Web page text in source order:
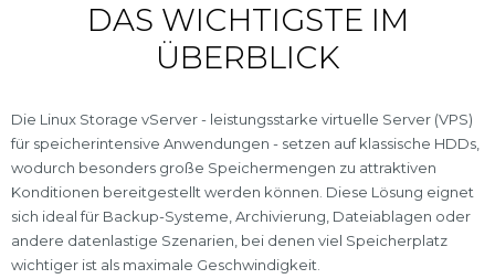
DAS WICHTIGSTE IM
ÜBERBLICK
Die Linux Storage vServer - leistungsstarke virtuelle Server (VPS)
für speicherintensive Anwendungen - setzen auf klassische HDDs,
wodurch besonders große Speichermengen zu attraktiven
Konditionen bereitgestellt werden können. Diese Lösung eignet
sich ideal für Backup-Systeme, Archivierung, Dateiablagen oder
andere datenlastige Szenarien, bei denen viel Speicherplatz
wichtiger ist als maximale Geschwindigkeit.